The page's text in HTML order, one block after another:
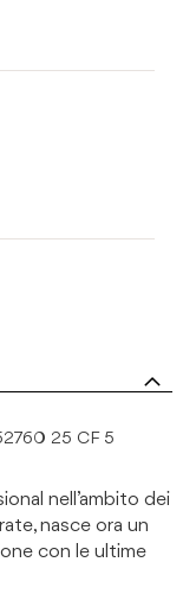
25 CF 5
nell’ambito dei
nasce ora un
con le ultime